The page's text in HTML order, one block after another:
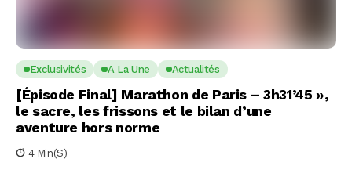
Exclusivités A La Une Actualités
[Épisode Final] Marathon de Paris – 3h31’45 »,
le sacre, les frissons et le bilan d’une
aventure hors norme
4 Min(s)